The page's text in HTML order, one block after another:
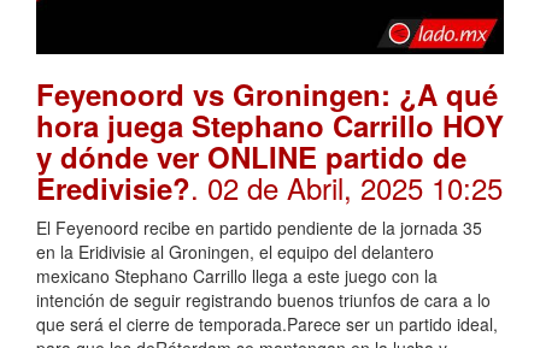
Feyenoord vs Groningen: ¿A qué
hora juega Stephano Carrillo HOY
y dónde ver ONLINE partido de
Eredivisie?. 02 de Abril, 2025 10:25
El Feyenoord recibe en partido pendiente de la jornada 35
en la Eridivisie al Groningen, el equipo del delantero
mexicano Stephano Carrillo llega a este juego con la
intención de seguir registrando buenos triunfos de cara a lo
que será el cierre de temporada.Parece ser un partido ideal,